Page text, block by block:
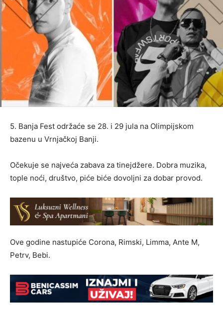
5. Banja Fest održaće se 28. i 29 jula na Olimpijskom
bazenu u Vrnjačkoj Banji.
Očekuje se najveća zabava za tinejdžere. Dobra muzika,
tople noći, društvo, piće biće dovoljni za dobar provod.
Ove godine nastupiće Corona, Rimski, Limma, Ante M,
Petrv, Bebi.